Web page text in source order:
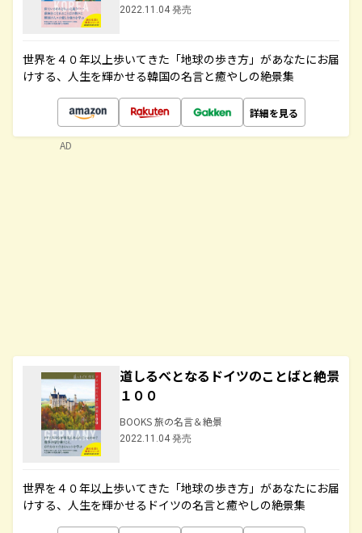
2022.11.04 発売
世界を４０年以上歩いてきた「地球の歩き方」があなたにお届
けする、人生を輝かせる韓国の名言と癒やしの絶景集
詳細を見る
道しるべとなるドイツのことばと絶景
１００
BOOKS 旅の名言＆絶景
2022.11.04 発売
世界を４０年以上歩いてきた「地球の歩き方」があなたにお届
けする、人生を輝かせるドイツの名言と癒やしの絶景集
AD